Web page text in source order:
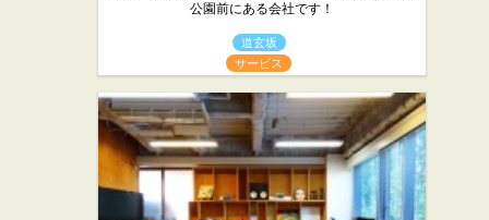
公園前にある会社です！
道玄坂
サービス